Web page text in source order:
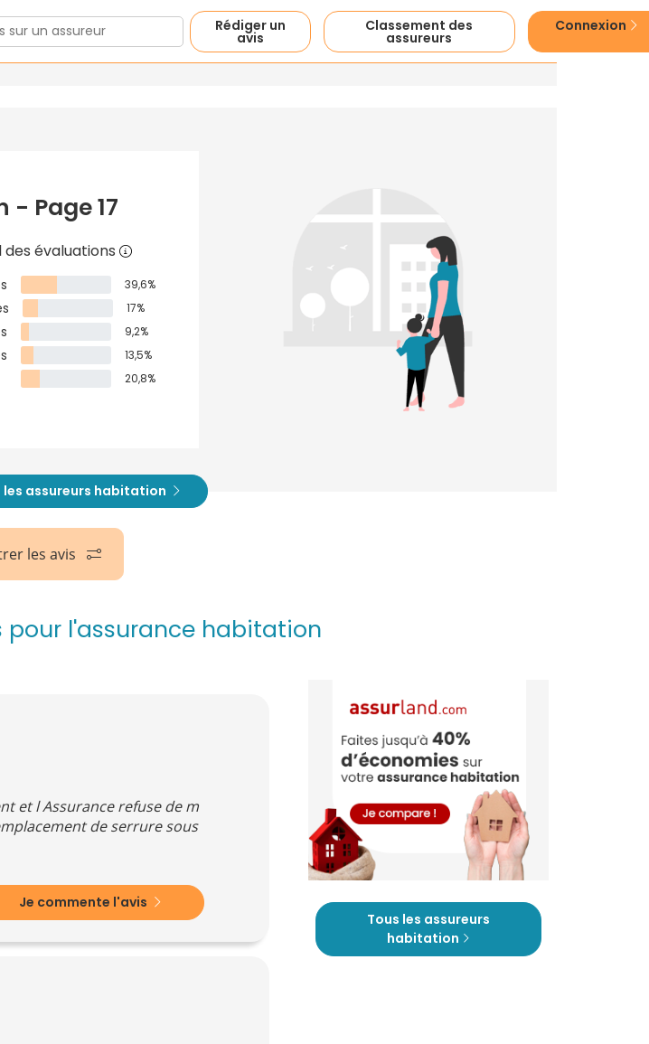
Rédiger un
avis
Classement des
assureurs
Connexion
Page 17
des évaluations
39,6%
17%
9,2%
13,5%
20,8%
les assureurs habitation
les avis
pour l'assurance habitation
et l Assurance refuse de m
de serrure sous
Je commente l'avis
Tous les assureurs
habitation